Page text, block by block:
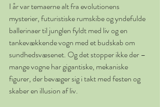
I år var temaerne alt fra evolutionens
mysterier, futuristiske rumskibe og yndefulde
ballerinaer til junglen fyldt med liv og en
tankevækkende vogn med et budskab om
sundhedsvæsenet. Og det stopper ikke der –
mange vogne har gigantiske, mekaniske
figurer, der bevæger sig i takt med festen og
skaber en illusion af liv.